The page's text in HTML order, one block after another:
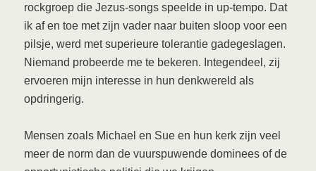
rockgroep die Jezus-songs speelde in up-tempo. Dat
ik af en toe met zijn vader naar buiten sloop voor een
pilsje, werd met superieure tolerantie gadegeslagen.
Niemand probeerde me te bekeren. Integendeel, zij
ervoeren mijn interesse in hun denkwereld als
opdringerig.
Mensen zoals Michael en Sue en hun kerk zijn veel
meer de norm dan de vuurspuwende dominees of de